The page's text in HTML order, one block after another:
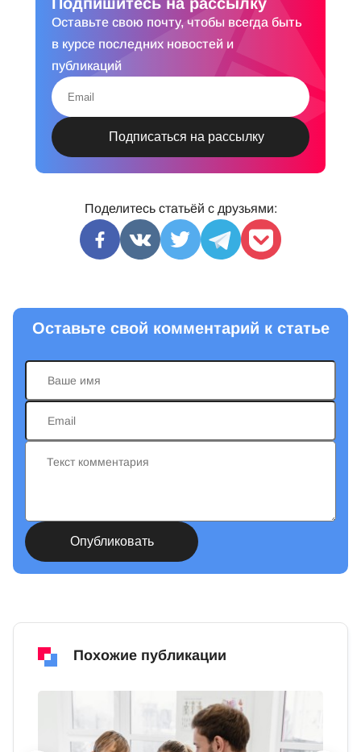
Оставьте свою почту, чтобы всегда быть
в курсе последних новостей и
публикаций
Поделитесь статьёй с друзьями:
Оставьте свой комментарий к статье
Похожие публикации